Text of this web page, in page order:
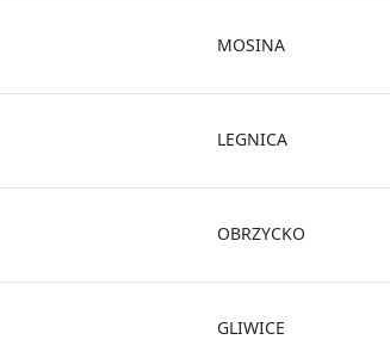
MOSINA
LEGNICA
OBRZYCKO
GLIWICE